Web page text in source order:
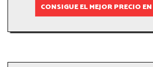
CONSIGUE EL MEJOR PRECIO